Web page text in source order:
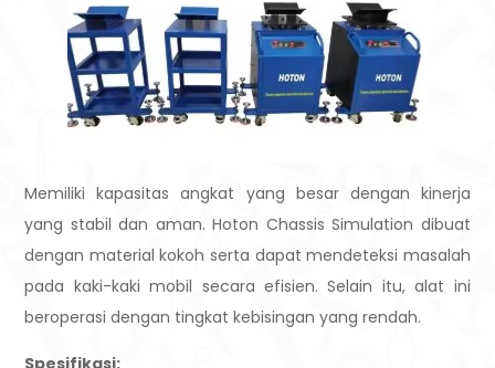
Memiliki kapasitas angkat yang besar dengan kinerja
yang stabil dan aman. Hoton Chassis Simulation dibuat
dengan material kokoh serta dapat mendeteksi masalah
pada kaki-kaki mobil secara efisien. Selain itu, alat ini
beroperasi dengan tingkat kebisingan yang rendah.
Spesifikasi: